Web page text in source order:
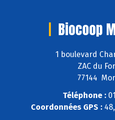
Biocoop
1 boulevard
ZAC du
77144
Téléphone :
Coordonnées GPS :